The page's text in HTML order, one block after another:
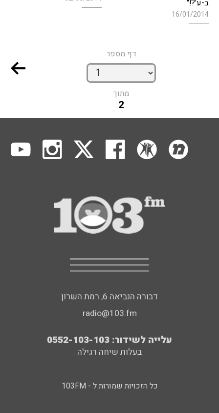
ב-ע'?!"
16/01/2014
דף מספר
מתוך
2
דבורה הנביאה 6, רמת השרון
radio@103.fm
עלייה לשידור: 0552-103-103
בעלות שיחה רגילה
כל הזכויות שמורות ל - 103FM